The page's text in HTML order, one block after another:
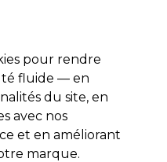
Se connecter
Electro et Matériel
délais
pour rendre
fluide — en
du site, en
avec nos
et en améliorant
marque.